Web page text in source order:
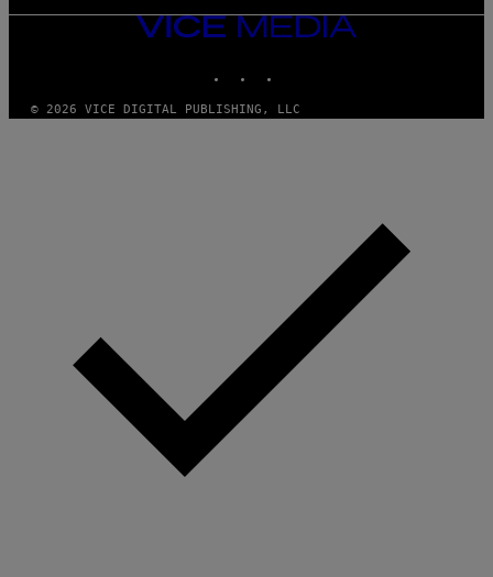
VICE
© 2026 VICE DIGITAL PUBLISHING, LLC